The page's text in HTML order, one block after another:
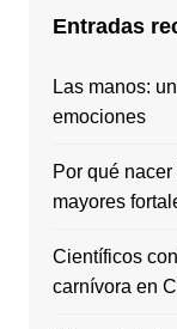
Entradas
Las manos:
emociones
Por qué
mayores
Científicos
carnívora en